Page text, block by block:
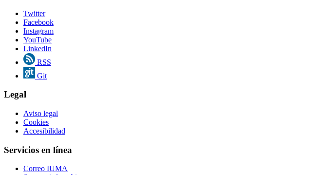
Twitter
Facebook
Instagram
YouTube
LinkedIn
RSS
Git
Legal
Aviso legal
Cookies
Accesibilidad
Servicios en línea
Correo IUMA